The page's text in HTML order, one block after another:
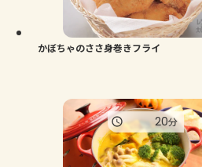
かぼちゃのささ身巻きフライ
20分